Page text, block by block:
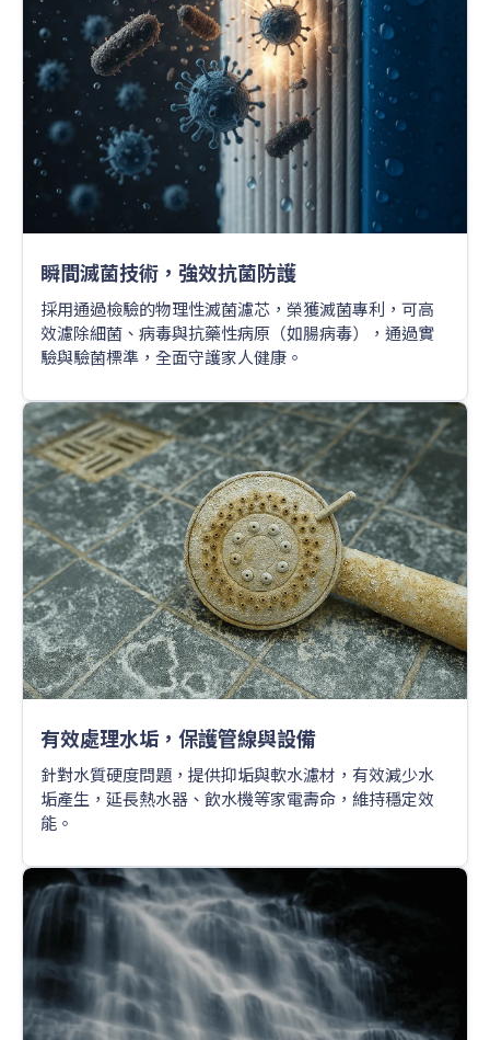
瞬間滅菌技術，強效抗菌防護
採用通過檢驗的物理性滅菌濾芯，榮獲滅菌專利，可高
效濾除細菌、病毒與抗藥性病原（如腸病毒），通過實
驗與驗菌標準，全面守護家人健康。
有效處理水垢，保護管線與設備
針對水質硬度問題，提供抑垢與軟水濾材，有效減少水
垢產生，延長熱水器、飲水機等家電壽命，維持穩定效
能。